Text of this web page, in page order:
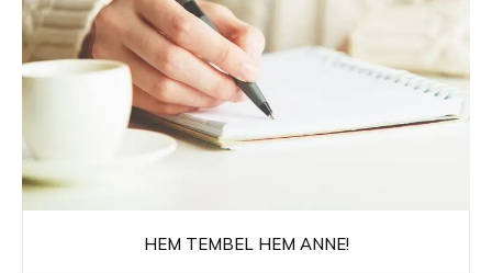
HEM TEMBEL HEM ANNE!